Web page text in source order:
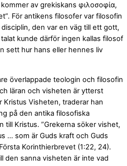
av grekiskans φιλοσοφία,
För antikens filosofer var filosofin
den var en väg till ett gott,
kunde därför ingen kallas filosof
sett hur hans eller hennes liv
överlappade teologin och filosofin
läran och visheten är ytterst
Kristus Visheten, traderar han
på den antika filosofiska
till Kristus. ”Grekerna söker vishet,
… som är Guds kraft och Guds
Korinthierbrevet (1:22, 24).
den sanna visheten är inte vad